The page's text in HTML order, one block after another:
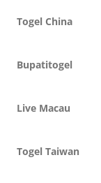
Togel China
Bupatitogel
Live Macau
Togel Taiwan